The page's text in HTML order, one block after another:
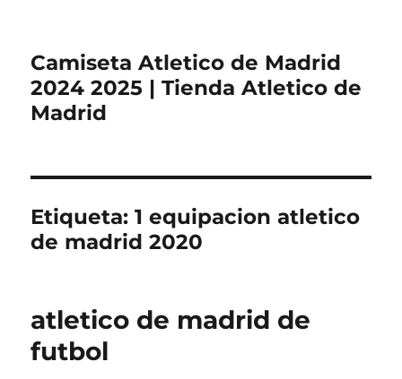
Camiseta Atletico de Madrid
2024 2025 | Tienda Atletico de
Madrid
Etiqueta:1 equipacion atletico
de madrid 2020
atletico de madrid de
futbol